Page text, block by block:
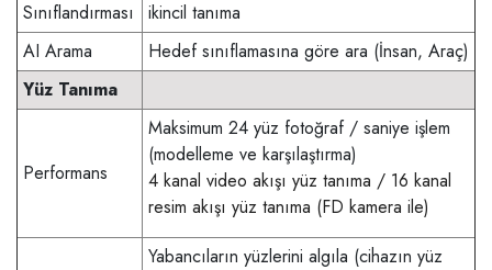
Sınıflandırması
ikincil tanıma
AI Arama
Hedef sınıflamasına göre ara (İnsan, Araç)
Yüz Tanıma
Performans
Maksimum 24 yüz fotoğraf / saniye işlem
(modelleme ve karşılaştırma)
4 kanal video akışı yüz tanıma / 16 kanal
resim akışı yüz tanıma (FD kamera ile)
Yabancıların yüzlerini algıla (cihazın yüz